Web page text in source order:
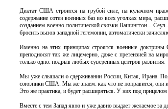
Диктат США строится на грубой силе, на кулачном
содержание сотен военных баз во всех уголках мира,
созданием военно-политической связки Вашингтон –
бросить вызов западной гегемонии, автоматически
Именно на этих принципах строятся военные
преподносят так же лицемерно, даже с претензией на
только одно: подрыв любых суверенных центров развития.
Мы уже слышали о сдерживании России, Китая, Ирана.
союзники США. Мы же знаем: как что не понравится, они и
Это же практика, и будет расширяться. У них под
Вместе с тем Запад явно и уже давно выдает желаемое за